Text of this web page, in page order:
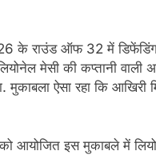
के राउंड ऑफ 32 में डिफेंडिंग
मेसी की कप्तानी
मुकाबला ऐसा रहा कि आखिरी
आयोजित इस मुकाबले में